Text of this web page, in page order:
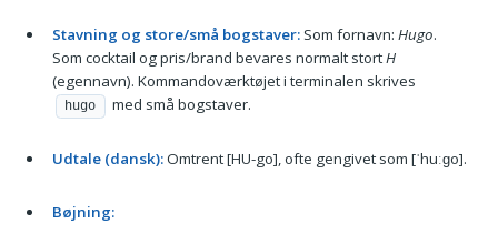
Stavning og store/små bogstaver:Som fornavn: Hugo.
Som cocktail og pris/brand bevares normalt stortH
(egennavn). Kommandoværktøjet i terminalen skrives
hugo med små bogstaver.
Udtale (dansk):Omtrent [HU-go], ofte gengivet som [ˈhuːɡo].
Bøjning: